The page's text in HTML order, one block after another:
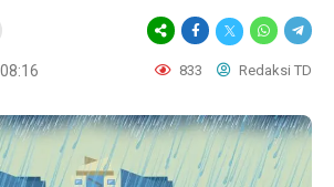
833 Redaksi TD